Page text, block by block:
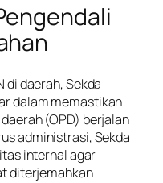
di daerah, Sekda
dalam memastikan
(OPD) berjalan
administrasi, Sekda
internal agar
diterjemahkan